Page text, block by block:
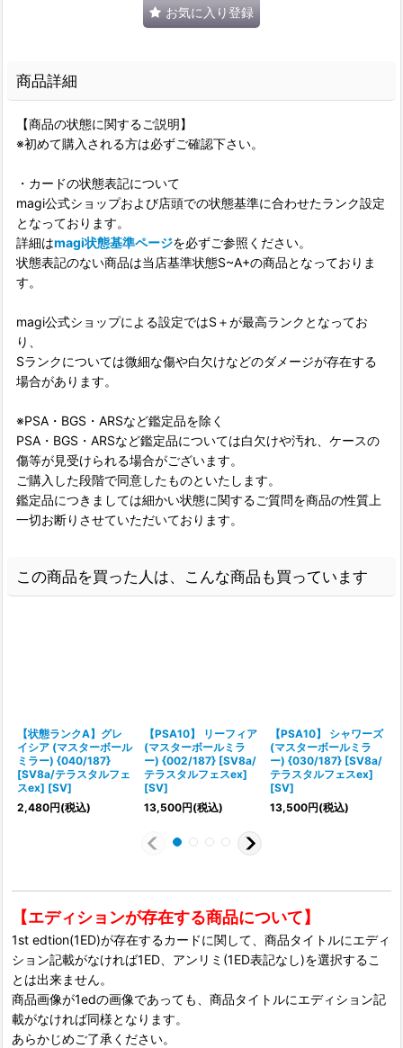
お気に入り登録
商品詳細
【商品の状態に関するご説明】
※初めて購入される方は必ずご確認下さい。
・カードの状態表記について
magi公式ショップおよび店頭での状態基準に合わせたランク設定
となっております。
詳細はmagi状態基準ページを必ずご参照ください。
状態表記のない商品は当店基準状態S~A+の商品となっておりま
す。
magi公式ショップによる設定ではS＋が最高ランクとなってお
り、
Sランクについては微細な傷や白欠けなどのダメージが存在する
場合があります。
※PSA・BGS・ARSなど鑑定品を除く
PSA・BGS・ARSなど鑑定品については白欠けや汚れ、ケースの
傷等が見受けられる場合がございます。
ご購入した段階で同意したものといたします。
鑑定品につきましては細かい状態に関するご質問を商品の性質上
一切お断りさせていただいております。
この商品を買った人は、こんな商品も買っています
【状態ランクA】グレ
イシア (マスターボール
ミラー) {040/187}
[SV8a/テラスタルフェ
スex] [SV]
2,480円(税込)
【PSA10】 リーフィア
(マスターボールミラ
ー) {002/187} [SV8a/
テラスタルフェスex]
[SV]
13,500円(税込)
【PSA10】 シャワーズ
(マスターボールミラ
ー) {030/187} [SV8a/
テラスタルフェスex]
[SV]
13,500円(税込)
【エディションが存在する商品について】
1st edtion(1ED)が存在するカードに関して、商品タイトルにエディ
ション記載がなければ1ED、アンリミ(1ED表記なし)を選択するこ
とは出来ません。
商品画像が1edの画像であっても、商品タイトルにエディション記
載がなければ同様となります。
あらかじめご了承ください。